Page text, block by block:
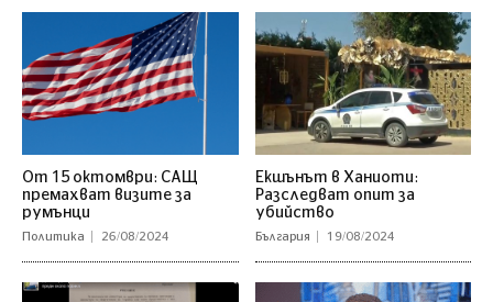
От 15 октомври: САЩ
премахват визите за
румънци
Политика 26/08/2024
Екшънът в Ханиоти:
Разследват опит за
убийство
България 19/08/2024